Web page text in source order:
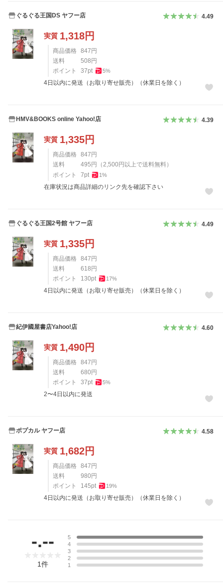
ぐるぐる王国DS ヤフー店 4.49
実質 1,318円
商品価格 847円
送料
508円
ポイント
37pt 5%
4日以内に発送（お取り寄せ販売）（休業日を除く）
HMV&BOOKS online Yahoo!店 4.39
実質 1,335円
商品価格 847円
送料
495円 （ 2,500円以上で送料無料）
ポイント
7pt 1%
在庫状況は商品詳細のリンク先を確認下さい
ぐるぐる王国2号館 ヤフー店 4.49
実質 1,335円
商品価格 847円
送料
618円
ポイント
130pt 17%
4日以内に発送（お取り寄せ販売）（休業日を除く）
紀伊國屋書店Yahoo!店 4.60
実質 1,490円
商品価格 847円
送料
680円
ポイント
37pt 5%
2〜4日以内に発送
ポプカル ヤフー店 4.58
実質 1,682円
商品価格 847円
送料
980円
ポイント
145pt 19%
4日以内に発送（お取り寄せ販売）（休業日を除く）
-.--
1件
5
4
3
2
1